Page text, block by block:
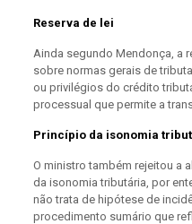
Reserva de lei
Ainda segundo Mendonça, a
sobre normas gerais de
ou privilégios do crédito
processual que permite a
Princípio da isonomia
O ministro também rejeitou a
da isonomia tributária, por
não trata de hipótese de
procedimento sumário que